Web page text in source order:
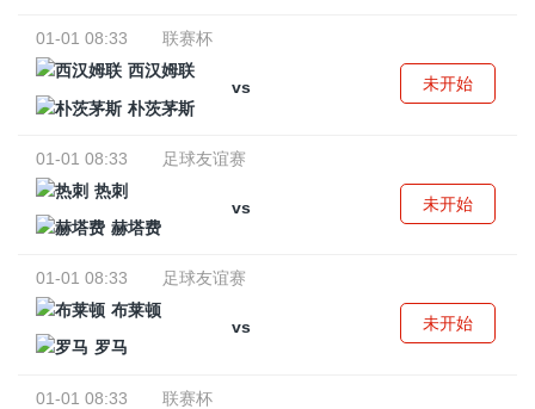
01-01 08:33
联赛杯
西汉姆联
vs
朴茨茅斯
未开始
01-01 08:33
足球友谊赛
热刺
vs
赫塔费
未开始
01-01 08:33
足球友谊赛
布莱顿
vs
罗马
未开始
01-01 08:33
联赛杯